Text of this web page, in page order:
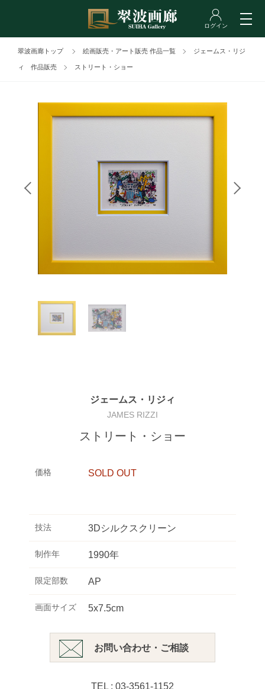
翠波画廊トップ 絵画販売・アート販売 作品一覧 ジェームス・リジ
ィ 作品販売 ストリート・ショー
ジェームス・リジィ
JAMES RIZZI
ストリート・ショー
価格 SOLD OUT
技法 3Dシルクスクリーン
制作年 1990年
限定部数 AP
画面サイズ 5x7.5cm
お問い合わせ・ご相談
TEL : 03-3561-1152